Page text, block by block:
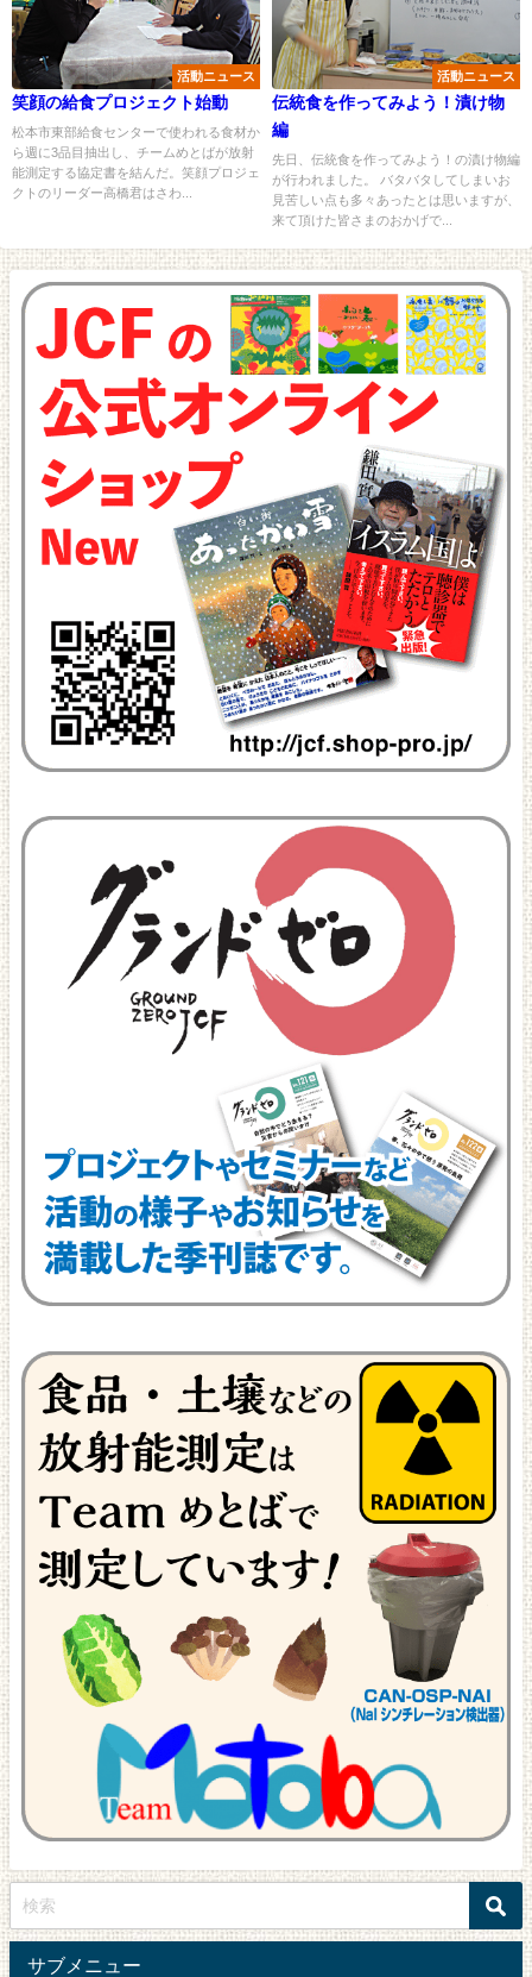
活動ニュース
笑顔の給食プロジェクト始動
松本市東部給食センターで使われる食材か
ら週に3品目抽出し、チームめとばが放射
能測定する協定書を結んだ。笑顔プロジェ
クトのリーダー高橋君はさわ...
活動ニュース
伝統食を作ってみよう！漬け物
編
先日、伝統食を作ってみよう！の漬け物編
が行われました。 バタバタしてしまいお
見苦しい点も多々あったとは思いますが、
来て頂けた皆さまのおかげで...
サブメニュー